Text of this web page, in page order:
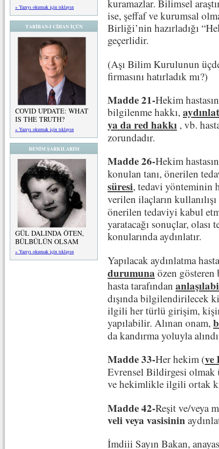
» Yazıyı okumak için tıklayın
TABİBAN-I CİHAN İÇÜN
COVID UPDATE: WHAT
IS THE TRUTH?
» Yazıyı okumak için tıklayın
BENİM ŞARKILARIM
GÜL DALINDA ÖTEN,
BÜLBÜLÜN OLSAM
» Yazıyı okumak için tıklayın
kuramazlar. Bilimsel
ise, şeffaf ve kurumsal
Birliği’nin hazırladığı
geçerlidir.
(Aşı Bilim Kurulunun
firmasını hatırladık mı?)
Madde 21-Hekim
bilgilenme hakkı,
ya da red hakkı , vb.
zorundadır.
Madde 26-Hekim
konulan tanı, önerilen
süresi, tedavi yönteminin
verilen ilaçların
önerilen tedaviyi kabul
yaratacağı sonuçlar,
konularında aydınlatır.
Yapılacak aydınlatma
durumuna özen
hasta tarafından
dışında bilgilendirilecek
ilgili her türlü girişim,
yapılabilir. Alınan onam,
da kandırma yoluyla
Madde 33-Her hekim (ve
Evrensel Bildirgesi olmak
ve hekimlikle ilgili ortak
Madde 42-Reşit ve/veya
veli veya vasisinin
İmdiii Sayın Bakan,